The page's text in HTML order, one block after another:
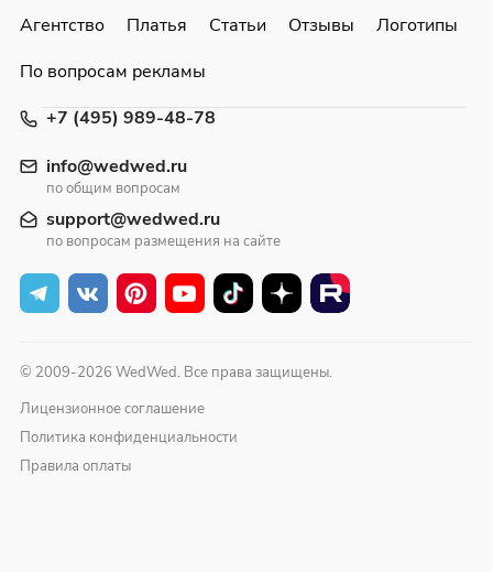
+7 (495) 989-48-78
info@wedwed.ru
по общим вопросам
support@wedwed.ru
по вопросам размещения на сайте
Агентство
Платья Статьи Отзывы
Логотипы
По вопросам рекламы
© 2009-2026 WedWed. Все права защищены.
Лицензионное соглашение
Политика конфиденциальности
Правила оплаты